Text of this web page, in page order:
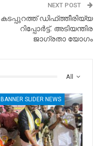
NEXT POST
കടപ്പുറത്ത് ഡിഫ്ത്തീരിയ്യ
റിപ്പോർട്ട്. അടിയന്തിര
ജാഗ്രതാ യോഗം
All
BANNER SLIDER NEWS